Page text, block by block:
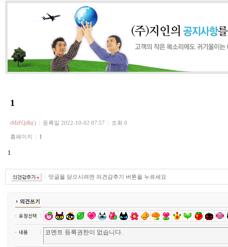
1
tMtFQiRt() 등록일 2022-10-02 07:57 조회 0
홈페이지 1
1
덧글을 닫으시려면 의견감추기 버튼을 누르세요